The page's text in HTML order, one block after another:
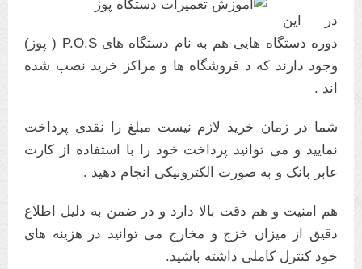
در این
دوره دستگاه هایی هم به نام دستگاه های P.O.S ( پوز)
وجود دارند که د فروشگاه ها و مراکز خرید نصب شده
اند .
شما در زمان خرید لازم نیست مبلغ را نقدی پرداخت
نمایید و می توانید پرداخت خود را با استفاده از کارت
عابر بانک و به صورت الکترونیکی انجام دهید .
هم امنیت و هم دقت بالا دارد و در ضمن به دلیل اطلاع
دقیق از میزان خزج و مخارج می توانید در هزینه های
خود کنترل کاملی داشته باشید.